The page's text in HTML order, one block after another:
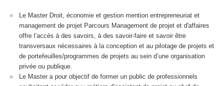
Le Master Droit, économie et gestion mention entrepreneuriat et
management de projet Parcours Management de projet et d'affaires
offre l’accès à des savoirs, à des savoir-faire et savoir être
transversaux nécessaires à la conception et au pilotage de projets et
de portefeuilles/programmes de projets au sein d’une organisation
privée ou publique.
Le Master a pour objectif de former un public de professionnels